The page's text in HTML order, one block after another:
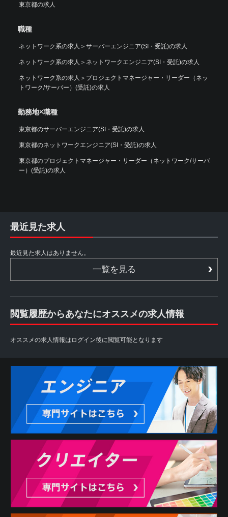
東京都の求人
職種
ネットワーク系の求人 ＞ サーバーエンジニア(SI・受託)の求人
ネットワーク系の求人 ＞ ネットワークエンジニア(SI・受託)の求人
ネットワーク系の求人 ＞ プロジェクトマネージャー・リーダー（ネッ
トワーク/サーバー）(受託)の求人
勤務地×職種
東京都のサーバーエンジニア(SI・受託)の求人
東京都のネットワークエンジニア(SI・受託)の求人
東京都のプロジェクトマネージャー・リーダー（ネットワーク/サーバ
ー）(受託)の求人
最近見た求人
最近見た求人はありません。
一覧を見る
閲覧履歴からあなたにオススメの求人情報
オススメの求人情報はログイン後に閲覧可能となります